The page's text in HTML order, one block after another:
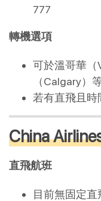
777
轉機選項
可於溫哥華（
（Calgary）
若有直飛且
China
直飛航班
目前無固定